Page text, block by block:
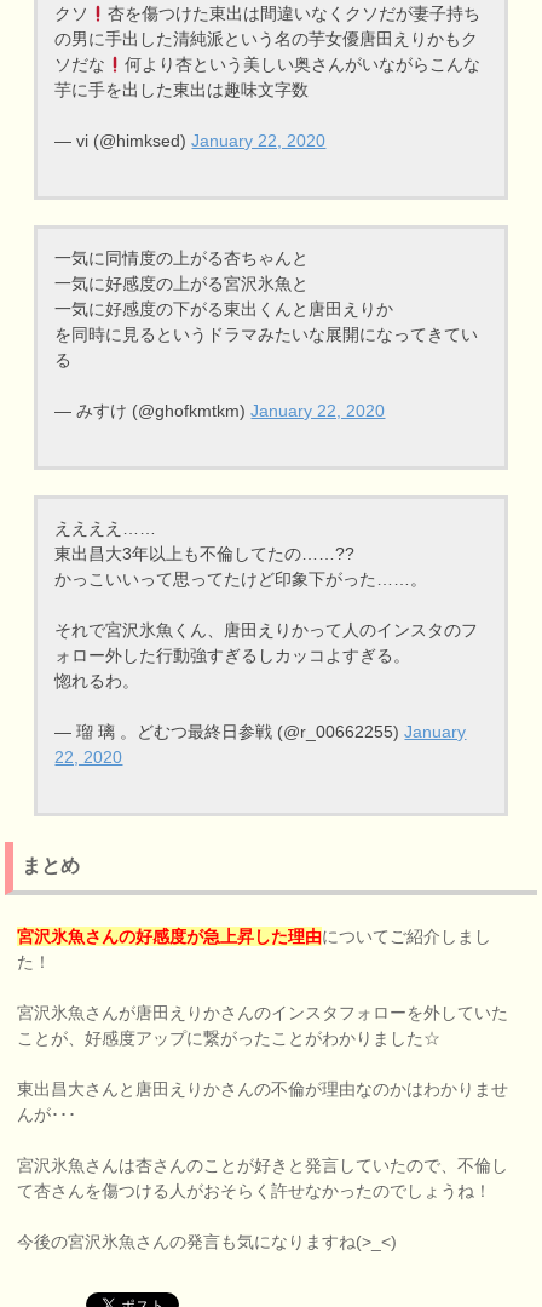
クソ
杏を傷つけた東出は間違いなくクソだが妻子持ち
の男に手出した清純派という名の芋女優唐田えりかもク
ソだな
何より杏という美しい奥さんがいながらこんな
芋に手を出した東出は趣味文字数
— vi (@himksed)January 22, 2020
一気に同情度の上がる杏ちゃんと
一気に好感度の上がる宮沢氷魚と
一気に好感度の下がる東出くんと唐田えりか
を同時に見るというドラマみたいな展開になってきてい
る
— みすけ (@ghofkmtkm)January 22, 2020
ええええ……
東出昌大3年以上も不倫してたの……??
かっこいいって思ってたけど印象下がった……。
それで宮沢氷魚くん、唐田えりかって人のインスタのフ
ォロー外した行動強すぎるしカッコよすぎる。
惚れるわ。
— 瑠 璃 。どむつ最終日参戦 (@r_00662255)January
22, 2020
まとめ
宮沢氷魚さんの好感度が急上昇した理由についてご紹介しまし
た！
宮沢氷魚さんが唐田えりかさんのインスタフォローを外していた
ことが、好感度アップに繋がったことがわかりました☆
東出昌大さんと唐田えりかさんの不倫が理由なのかはわかりませ
んが･･･
宮沢氷魚さんは杏さんのことが好きと発言していたので、不倫し
て杏さんを傷つける人がおそらく許せなかったのでしょうね！
今後の宮沢氷魚さんの発言も気になりますね(>_<)